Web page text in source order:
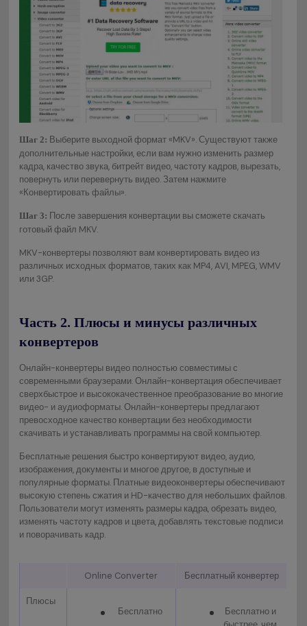
Шаг 2: Выберите выходной формат «MKV». Существуют также
дополнительные настройки, если вам нужно изменить размер
кадра, качество звука, битрейт видео, частоту кадров, вырезать,
повернуть или перевернуть видео. Затем нажмите
«Конвертировать файлы».
Шаг 3: После завершения конвертации вы сможете скачать
готовый файл MKV.
MKV-конвертеры позволяют вам конвертировать видео из
различных исходных форматов, таких как MP4, AVI, MPEG, WMV
или 3GP.
Часть 2. Плюсы и минусы различных
конвертеров
Онлайн-конвертеры видео полностью совместимы с
современными браузерами. Онлайн-конвертация обеспечивает
сверхбыстрое и высококачественное преобразование во многие
видео- и аудиоформаты. Онлайн-конвертеры предлагают
превосходное качество конвертации без необходимости
скачивать и устанавливать программы на свой компьютер.
Бесплатные решения быстро конвертируют видео, аудио,
изображения, документы и многое другое, в доступные и
популярные форматы. Платные видеоконвертеры обеспечивают
высокую степень сжатия и HD-качество для небольших файлов.
Пользователи могут изменять размеры кадра, обрезать видео,
изменять частоту кадров и цвета, добавлять текстовые подписи
и поворачивать кадр.
Online Converter Бесплатный конвертер
Плюсы
Бесплатно
Бесплатно и